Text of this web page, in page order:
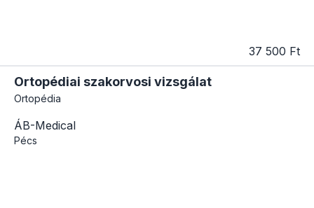
37 500 Ft
Ortopédiai szakorvosi vizsgálat
Ortopédia
ÁB-Medical
Pécs